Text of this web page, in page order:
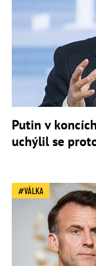
Putin v
uchýlil se
VÁLKA